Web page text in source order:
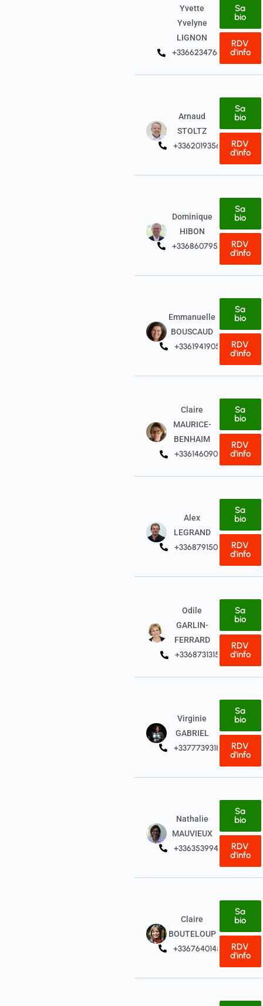
Yvette
Yvelyne
LIGNON
+33662347657
Sa
bio
RDV
d'info
Arnaud
STOLTZ
+33620193567
Sa
bio
RDV
d'info
Dominique
HIBON
+33686079545
Sa
bio
RDV
d'info
Emmanuelle
BOUSCAUD
+33619419059
Sa
bio
RDV
d'info
Claire
MAURICE-
BENHAIM
+33614609091
Sa
bio
RDV
d'info
Alex
LEGRAND
+33687915031
Sa
bio
RDV
d'info
Odile
GARLIN-
FERRARD
+33687313154
Sa
bio
RDV
d'info
Virginie
GABRIEL
+33777393187
Sa
bio
RDV
d'info
Nathalie
MAUVIEUX
+33635399415
Sa
bio
RDV
d'info
Claire
BOUTELOUP
+33676401454
Sa
bio
RDV
d'info